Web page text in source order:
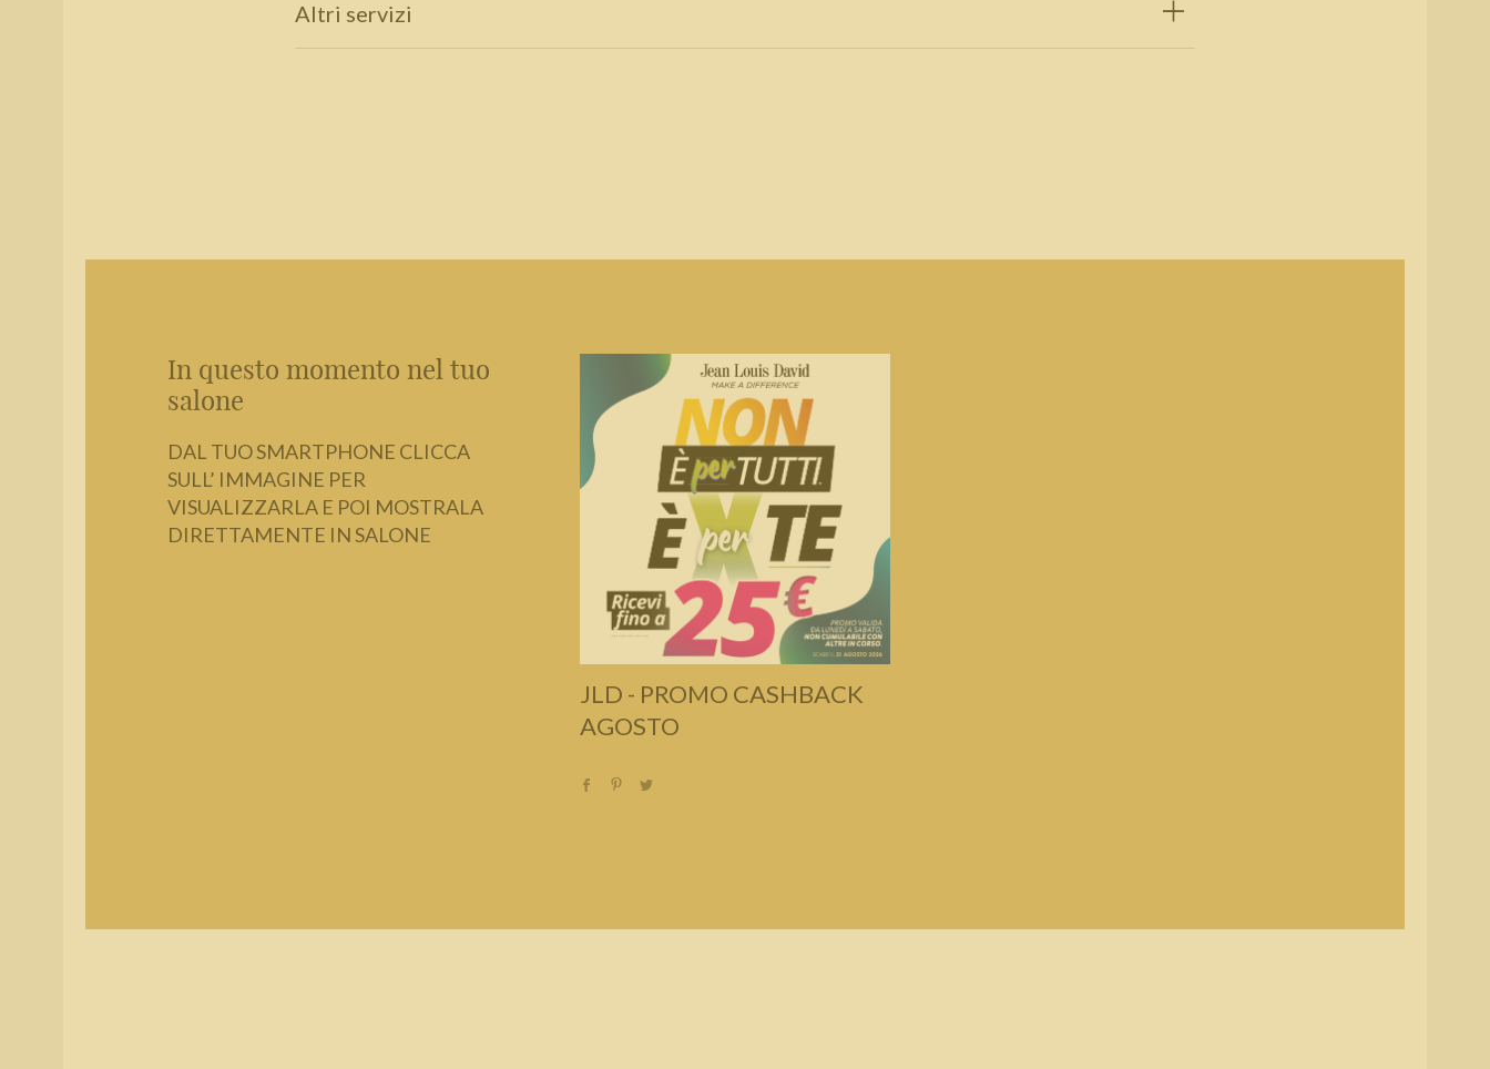
Altri servizi
In questo momento nel tuo
salone
DAL TUO SMARTPHONE CLICCA
SULL’ IMMAGINE PER
VISUALIZZARLA E POI MOSTRALA
DIRETTAMENTE IN SALONE
JLD - PROMO CASHBACK
AGOSTO